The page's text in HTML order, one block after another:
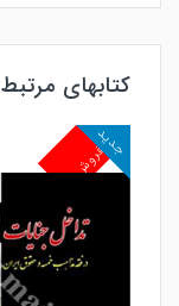
کتابهای مرتبط
پرفروشجدید